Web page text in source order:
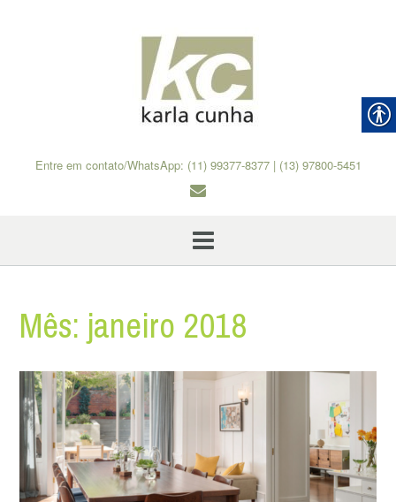
Entre em contato/WhatsApp: (11) 99377-8377 | (13) 97800-5451
Mês: janeiro 2018